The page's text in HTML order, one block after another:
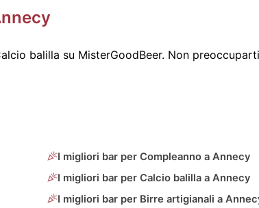
balilla su MisterGoodBeer. Non
I migliori bar per Compleanno a Annecy
I migliori bar per Calcio balilla a Annecy
I migliori bar per Birre artigianali a